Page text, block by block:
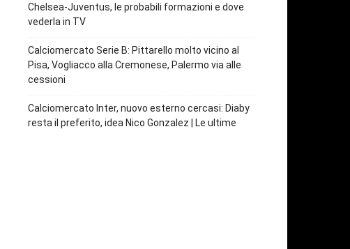
Chelsea-Juventus, le probabili formazioni e dove
vederla in TV
Calciomercato Serie B: Pittarello molto vicino al
Pisa, Vogliacco alla Cremonese, Palermo via alle
cessioni
Calciomercato Inter, nuovo esterno cercasi: Diaby
resta il preferito, idea Nico Gonzalez | Le ultime